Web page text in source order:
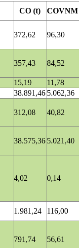
CO (t)
COVNM
372,62 96,30
357,43 84,52
15,19
11,78
38.891,46 5.062,36
312,08 40,82
38.575,36 5.021,40
4,02 0,14
1.981,24
116,00
791,74 56,61